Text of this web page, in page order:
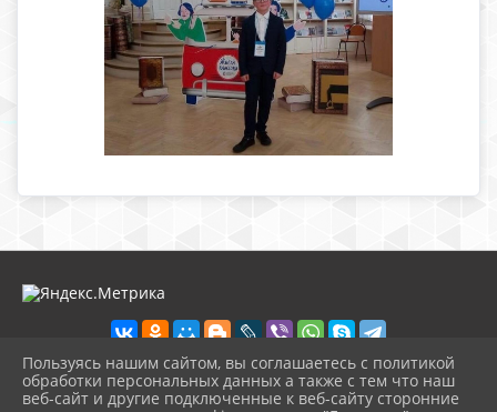
2026 г. school7kachkanar.ru
Пользуясь нашим сайтом, вы соглашаетесь с политикой
обработки персональных данных а также с тем что наш
веб-сайт и другие подключенные к веб-сайту сторонние